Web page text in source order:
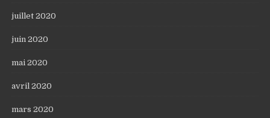
juillet 2020
juin 2020
mai 2020
avril 2020
mars 2020